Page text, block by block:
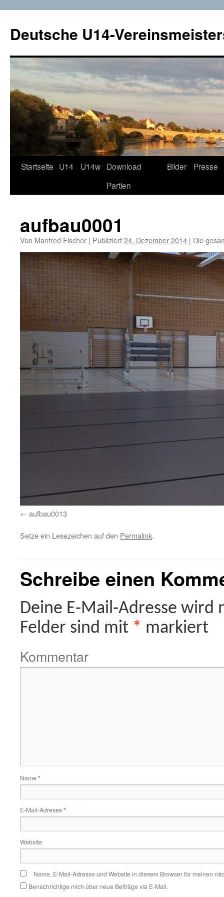
Deutsche U14-
Zum
Startseite U14 U14w Download
Partien
Bilder Presse
aufbau0001
Von Manfred Fischer | Publiziert24. Dezember 2014 | Die
aufbau0013
Setze ein Lesezeichen auf den Permalink.
Schreibe einen
Deine E-Mail-Adresse
Felder sind mit * markiert
Kommentar
Name *
E-Mail-Adresse *
Website
Name, E-Mail-Adresse und Website in diesem Browser für meinen
Benachrichtige mich über neue Beiträge via E-Mail.